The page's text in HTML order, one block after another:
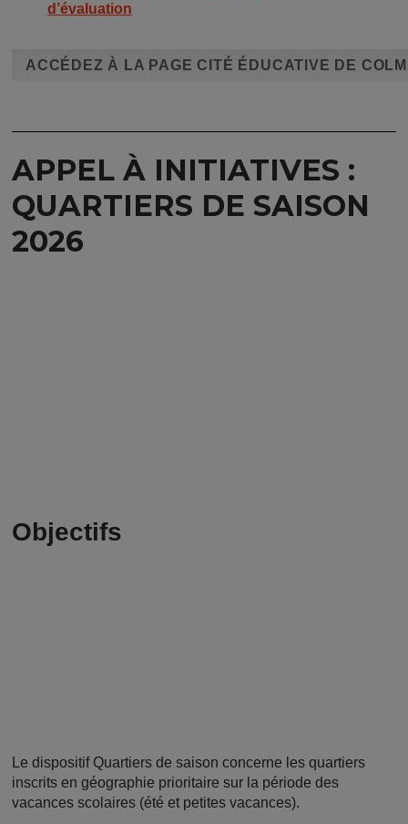
d’évaluation
ACCÉDEZ À LA PAGE CITÉ ÉDUCATIVE DE
APPEL À INITIATIVES :
QUARTIERS DE SAISON
2026
Objectifs
Le dispositif Quartiers de saison concerne les quartiers
inscrits en géographie prioritaire sur la période des
vacances scolaires (été et petites vacances).